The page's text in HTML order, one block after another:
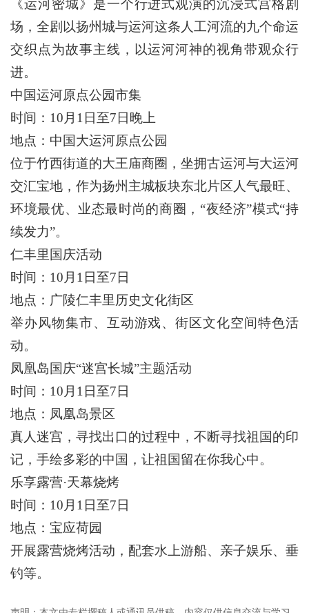
《运河密城》是一个行进式观演的沉浸式宫格剧
场，全剧以扬州城与运河这条人工河流的九个命运
交织点为故事主线，以运河河神的视角带观众行
进。
中国运河原点公园市集
时间：10月1日至7日晚上
地点：中国大运河原点公园
位于竹西街道的大王庙商圈，坐拥古运河与大运河
交汇宝地，作为扬州主城板块东北片区人气最旺、
环境最优、业态最时尚的商圈，“夜经济”模式“持
续发力”。
仁丰里国庆活动
时间：10月1日至7日
地点：广陵仁丰里历史文化街区
举办风物集市、互动游戏、街区文化空间特色活
动。
凤凰岛国庆“迷宫长城”主题活动
时间：10月1日至7日
地点：凤凰岛景区
真人迷宫，寻找出口的过程中，不断寻找祖国的印
记，手绘多彩的中国，让祖国留在你我心中。
乐享露营·天幕烧烤
时间：10月1日至7日
地点：宝应荷园
开展露营烧烤活动，配套水上游船、亲子娱乐、垂
钓等。